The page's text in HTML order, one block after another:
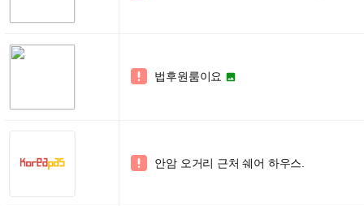
 법후원룸이요 
 안암 오거리 근처 쉐어 하우스.